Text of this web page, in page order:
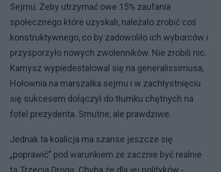
Sejmu. Żeby utrzymać owe 15% zaufania
społecznego które uzyskali, należało zrobić coś
konstruktywnego, co by zadowoliło ich wyborców i
przysporzyło nowych zwolenników. Nie zrobili nic.
Kamysz wypiedestałowal się na generalissimusa,
Hołownia na marszałka sejmu i w zachłystnięciu
się sukcesem dołączył do tłumku chętnych na
fotel prezydenta. Smutne, ale prawdziwe.
Jednak ta koalicja ma szanse jeszcze się
„poprawić” pod warunkiem że zacznie być realnie
tą Trzecią Drogą. Chyba że dla jej polityków -